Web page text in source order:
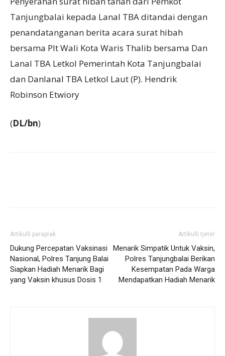
Tanjungbalai kepada Lanal TBA ditandai dengan
penandatanganan berita acara surat hibah
bersama Plt Wali Kota Waris Thalib bersama Dan
Lanal TBA Letkol Pemerintah Kota Tanjungbalai
dan Danlanal TBA Letkol Laut (P). Hendrik
Robinson Etwiory
(DL/bn)
Artikulli paraprak
Dukung Percepatan Vaksinasi
Nasional, Polres Tanjung Balai
Siapkan Hadiah Menarik Bagi
yang Vaksin khusus Dosis 1
Artikulli tjetër
Menarik Simpatik Untuk Vaksin,
Polres Tanjungbalai Berikan
Kesempatan Pada Warga
Mendapatkan Hadiah Menarik